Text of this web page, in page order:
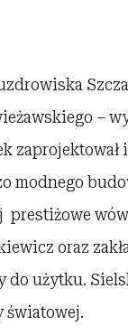
–
modnego
oraz
do użytku.
światowej.